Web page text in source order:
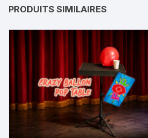
PRODUITS SIMILAIRES